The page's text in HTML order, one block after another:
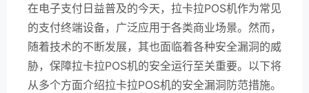
在电子支付日益普及的今天，拉卡拉POS机作为常见
的支付终端设备，广泛应用于各类商业场景。然而，
随着技术的不断发展，其也面临着各种安全漏洞的威
胁，保障拉卡拉POS机的安全运行至关重要。以下将
从多个方面介绍拉卡拉POS机的安全漏洞防范措施。